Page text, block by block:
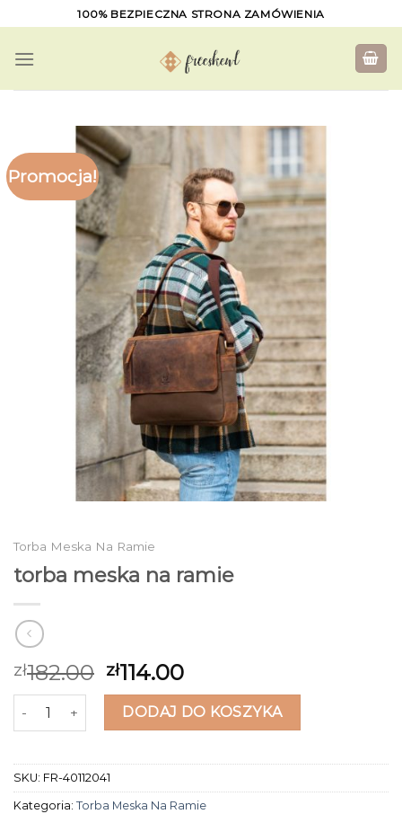
to
content
100% BEZPIECZNA STRONA ZAMÓWIENIA
Promocja!
Torba Meska Na Ramie
torba meska na ramie
zł182.00 zł114.00
ilość torba meska na ramieDODAJ DO KOSZYKA
SKU: FR-40112041
Kategoria: Torba Meska Na Ramie